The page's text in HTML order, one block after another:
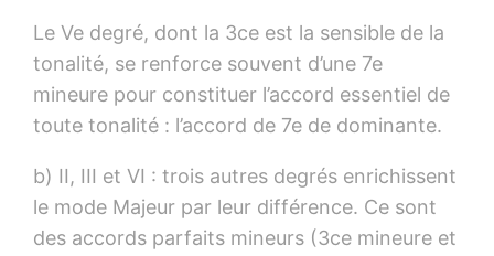
Le Ve degré, dont la 3ce est la sensible de la
tonalité, se renforce souvent d’une 7e
mineure pour constituer l’accord essentiel de
toute tonalité : l’accord de 7e de dominante.
b) II, III et VI : trois autres degrés enrichissent
le mode Majeur par leur différence. Ce sont
des accords parfaits mineurs (3ce mineure et